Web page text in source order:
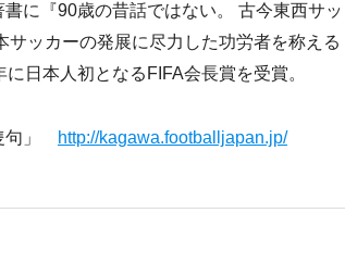
に『90歳の昔話ではない。 古今東西サッ
ッカーの発展に尽力した功労者を称える
日本人初となるFIFA会長賞を受賞。
句」 http://kagawa.footballjapan.jp/